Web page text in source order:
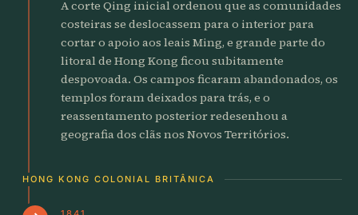
A corte Qing inicial ordenou que as comunidades
costeiras se deslocassem para o interior para
cortar o apoio aos leais Ming, e grande parte do
litoral de Hong Kong ficou subitamente
despovoada. Os campos ficaram abandonados, os
templos foram deixados para trás, e o
reassentamento posterior redesenhou a
geografia dos clãs nos Novos Territórios.
HONG KONG COLONIAL BRITÂNICA